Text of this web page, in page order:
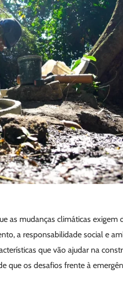
as mudanças climáticas exigem
a responsabilidade social e
que vão ajudar na
que os desafios frente à